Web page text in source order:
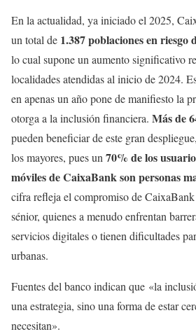
En la actualidad, ya iniciado el 2025,
un total de 1.387 poblaciones en riesgo
lo cual supone un aumento significativo
localidades atendidas al inicio de 2024.
en apenas un año pone de manifiesto la
otorga a la inclusión financiera. Más de
pueden beneficiar de este gran
los mayores, pues un 70% de los
móviles de CaixaBank son personas
cifra refleja el compromiso de
sénior, quienes a menudo enfrentan
servicios digitales o tienen dificultades
urbanas.
Fuentes del banco indican que «la
una estrategia, sino una forma de estar
necesitan».